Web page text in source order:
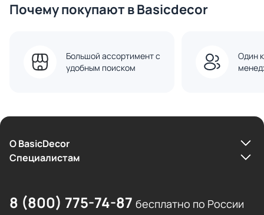
Почему покупают в Basicdecor
Большой ассортимент с
удобным поиском
Один
О BasicDecor
Cпециалистам
8 (800) 775-74-87 бесплатно по России